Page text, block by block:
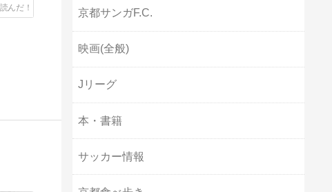
京都サンガF.C.
映画(全般)
Jリーグ
本・書籍
サッカー情報